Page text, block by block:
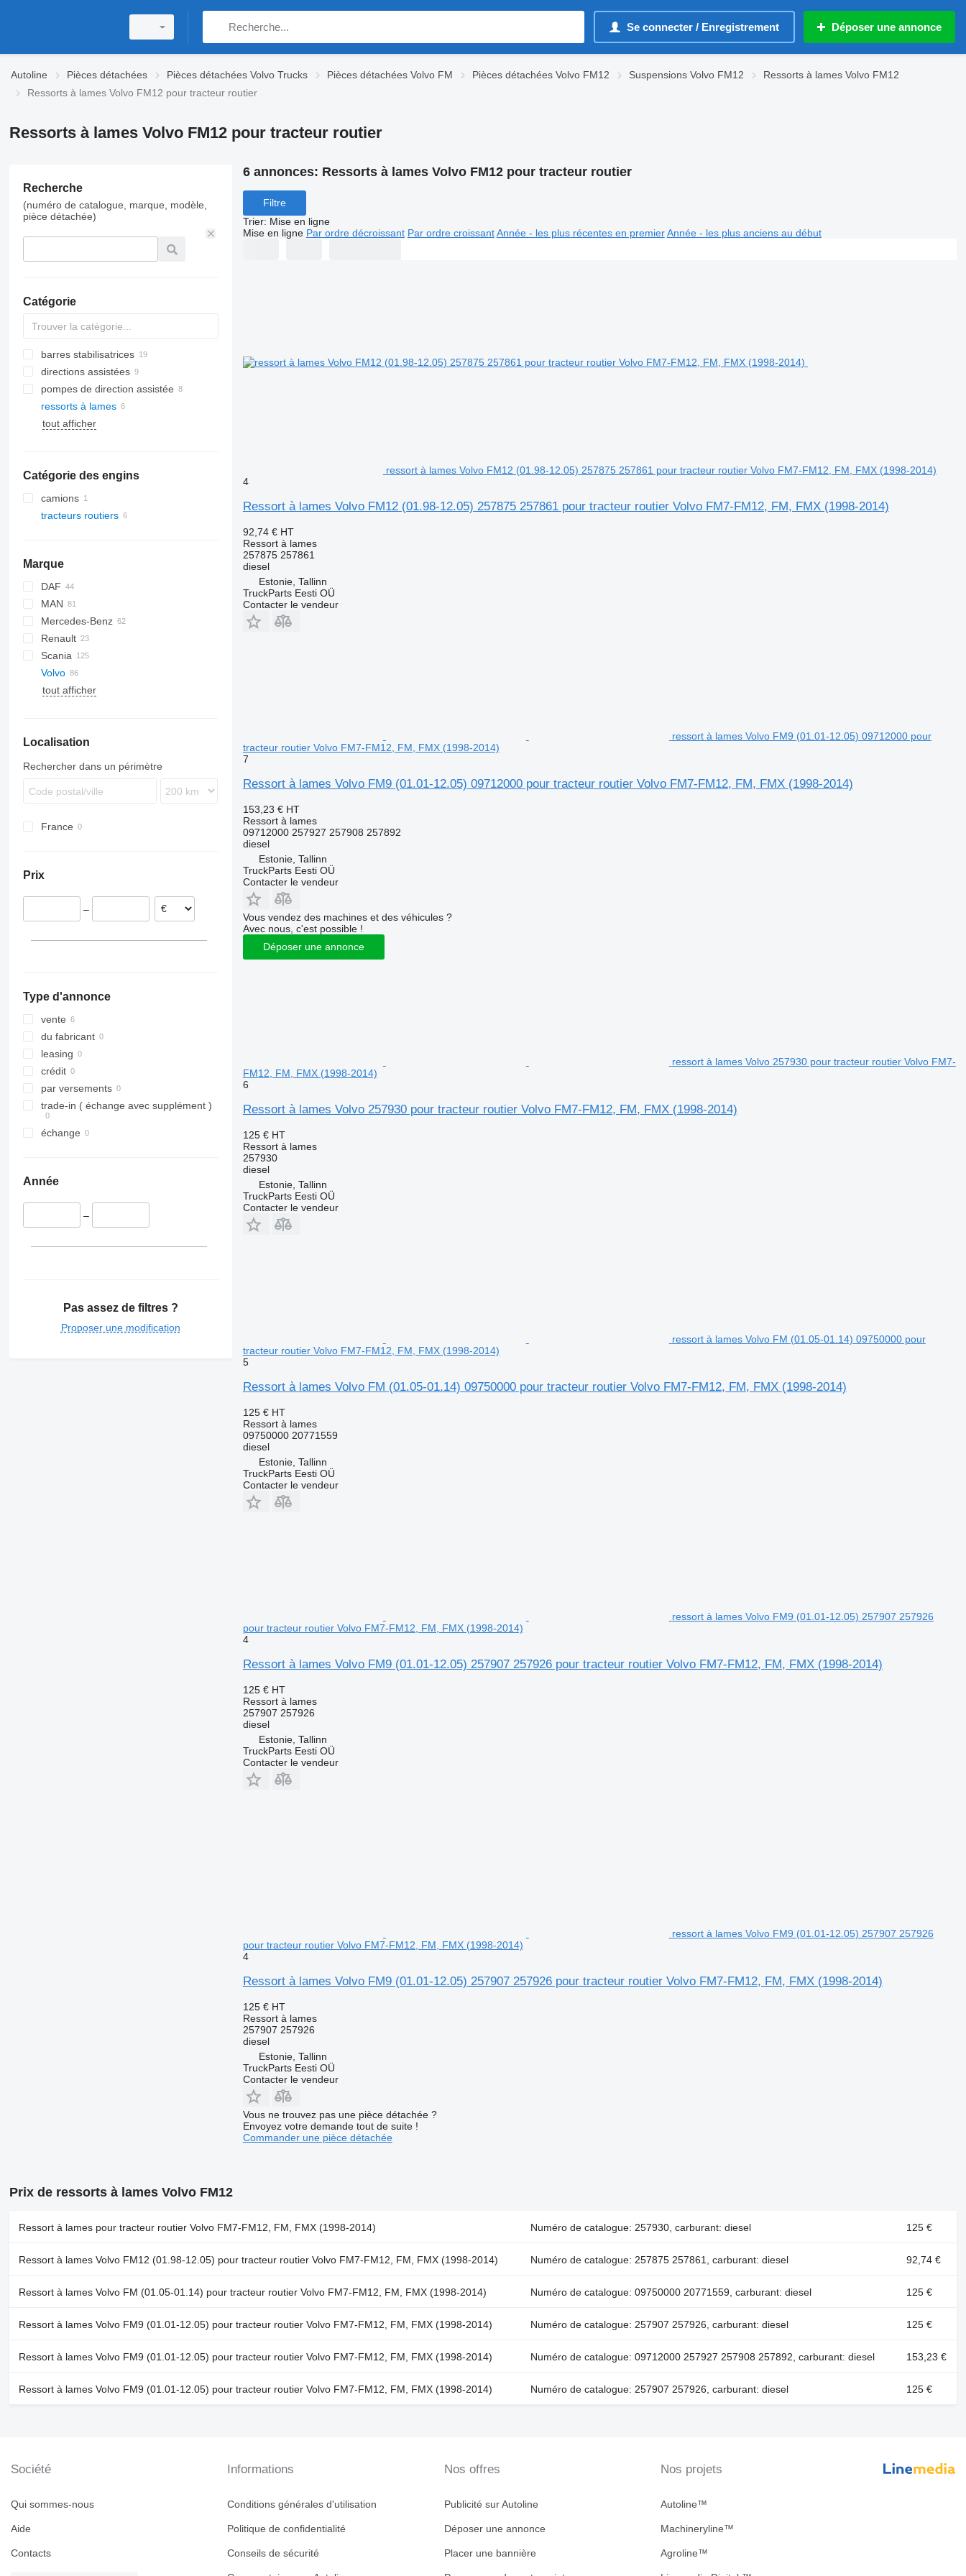
Se connecter / Enregistrement Déposer une annonce
Autoline Pièces détachées Pièces détachées Volvo Trucks Pièces détachées Volvo FM Pièces détachées Volvo FM12 Suspensions Volvo FM12
Ressorts à lames Volvo FM12
Ressorts à lames Volvo FM12 pour tracteur routier
Ressorts à lames Volvo FM12 pour tracteur routier
Recherche
(numéro de catalogue, marque, modèle,
pièce détachée)
Catégorie
barres stabilisatrices
directions assistées
pompes de direction assistée
ressorts à lames
tout afficher
Catégorie des engins
camions
tracteurs routiers
Marque
DAF
CF
LF
XF
EuroCargo
Stralis
Trakker
MAN
F90
L2000
LE
TGA
TGL
TGX
Mercedes-Benz
Actros
Antos
Arocs
Atego
Canter
Renault
Kerax
Magnum
Midlum
Scania
G-series
P-series
Volvo
FE
FH13
FH16 550
FH 440
FL6
FL10
FL12
FL 280
FM
FM9
FM12
VNL
tout afficher
Localisation
Rechercher dans un périmètre
France
Prix
–
Type d'annonce
vente
du fabricant
leasing
crédit
par versements
trade-in ( échange avec supplément )
échange
Année
–
Pas assez de filtres ?
Proposer une modification
6 annonces: Ressorts à lames Volvo FM12 pour tracteur routier
Filtre
Trier: Mise en ligne
Mise en ligne Par ordre décroissant Par ordre croissant Année - les plus récentes en premier Année - les plus anciens au début
ressort à lames Volvo FM12 (01.98-12.05) 257875 257861 pour tracteur routier Volvo FM7-FM12, FM, FMX (1998-2014)
4
Ressort à lames Volvo FM12 (01.98-12.05) 257875 257861 pour tracteur routier Volvo FM7-FM12, FM, FMX (1998-2014)
92,74 € HT
Ressort à lames
257875 257861
diesel
Estonie, Tallinn
TruckParts Eesti OÜ
Contacter le vendeur
ressort à lames Volvo FM9 (01.01-12.05) 09712000 pour
tracteur routier Volvo FM7-FM12, FM, FMX (1998-2014)
7
Ressort à lames Volvo FM9 (01.01-12.05) 09712000 pour tracteur routier Volvo FM7-FM12, FM, FMX (1998-2014)
153,23 € HT
Ressort à lames
09712000 257927 257908 257892
diesel
Estonie, Tallinn
TruckParts Eesti OÜ
Contacter le vendeur
Vous vendez des machines et des véhicules ?
Avec nous, c'est possible !
Déposer une annonce
ressort à lames Volvo 257930 pour tracteur routier Volvo FM7-
FM12, FM, FMX (1998-2014)
6
Ressort à lames Volvo 257930 pour tracteur routier Volvo FM7-FM12, FM, FMX (1998-2014)
125 € HT
Ressort à lames
257930
diesel
Estonie, Tallinn
TruckParts Eesti OÜ
Contacter le vendeur
ressort à lames Volvo FM (01.05-01.14) 09750000 pour
tracteur routier Volvo FM7-FM12, FM, FMX (1998-2014)
5
Ressort à lames Volvo FM (01.05-01.14) 09750000 pour tracteur routier Volvo FM7-FM12, FM, FMX (1998-2014)
125 € HT
Ressort à lames
09750000 20771559
diesel
Estonie, Tallinn
TruckParts Eesti OÜ
Contacter le vendeur
ressort à lames Volvo FM9 (01.01-12.05) 257907 257926
pour tracteur routier Volvo FM7-FM12, FM, FMX (1998-2014)
4
Ressort à lames Volvo FM9 (01.01-12.05) 257907 257926 pour tracteur routier Volvo FM7-FM12, FM, FMX (1998-2014)
125 € HT
Ressort à lames
257907 257926
diesel
Estonie, Tallinn
TruckParts Eesti OÜ
Contacter le vendeur
ressort à lames Volvo FM9 (01.01-12.05) 257907 257926
pour tracteur routier Volvo FM7-FM12, FM, FMX (1998-2014)
4
Ressort à lames Volvo FM9 (01.01-12.05) 257907 257926 pour tracteur routier Volvo FM7-FM12, FM, FMX (1998-2014)
125 € HT
Ressort à lames
257907 257926
diesel
Estonie, Tallinn
TruckParts Eesti OÜ
Contacter le vendeur
Vous ne trouvez pas une pièce détachée ?
Envoyez votre demande tout de suite !
Commander une pièce détachée
Prix de ressorts à lames Volvo FM12
Ressort à lames pour tracteur routier Volvo FM7-FM12, FM, FMX (1998-2014) Numéro de catalogue: 257930, carburant: diesel 125 €
Ressort à lames Volvo FM12 (01.98-12.05) pour tracteur routier Volvo FM7-FM12, FM, FMX (1998-2014) Numéro de catalogue: 257875 257861, carburant: diesel 92,74 €
Ressort à lames Volvo FM (01.05-01.14) pour tracteur routier Volvo FM7-FM12, FM, FMX (1998-2014) Numéro de catalogue: 09750000 20771559, carburant: diesel 125 €
Ressort à lames Volvo FM9 (01.01-12.05) pour tracteur routier Volvo FM7-FM12, FM, FMX (1998-2014) Numéro de catalogue: 257907 257926, carburant: diesel 125 €
Ressort à lames Volvo FM9 (01.01-12.05) pour tracteur routier Volvo FM7-FM12, FM, FMX (1998-2014) Numéro de catalogue: 09712000 257927 257908 257892, carburant: diesel 153,23 €
Ressort à lames Volvo FM9 (01.01-12.05) pour tracteur routier Volvo FM7-FM12, FM, FMX (1998-2014) Numéro de catalogue: 257907 257926, carburant: diesel 125 €
Société
Qui sommes-nous
Aide
Contacts
Informations
Conditions générales d'utilisation
Politique de confidentialité
Conseils de sécurité
Nos offres
Publicité sur Autoline
Déposer une annonce
Placer une bannière
Nos projets
Autoline™
Machineryline™
Agroline™